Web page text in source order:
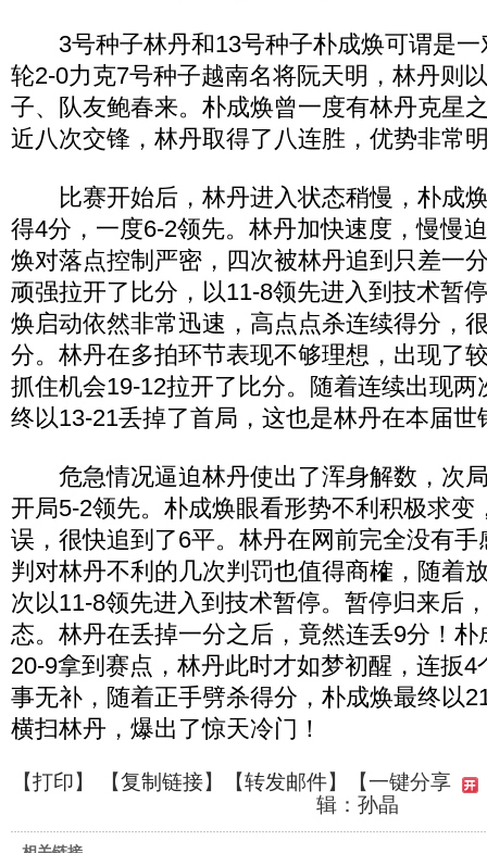
3号种子林丹和13号种子朴成焕可谓是一
轮2-0力克7号种子越南名将阮天明，林丹则
子、队友鲍春来。朴成焕曾一度有林丹克星
近八次交锋，林丹取得了八连胜，优势非常
比赛开始后，林丹进入状态稍慢，朴成
得4分，一度6-2领先。林丹加快速度，慢慢
焕对落点控制严密，四次被林丹追到只差一
顽强拉开了比分，以11-8领先进入到技术暂
焕启动依然非常迅速，高点点杀连续得分，
分。林丹在多拍环节表现不够理想，出现了
抓住机会19-12拉开了比分。随着连续出现
终以13-21丢掉了首局，这也是林丹在本届
危急情况逼迫林丹使出了浑身解数，次
开局5-2领先。朴成焕眼看形势不利积极求变
误，很快追到了6平。林丹在网前完全没有
判对林丹不利的几次判罚也值得商榷，随着
次以11-8领先进入到技术暂停。暂停归来后
态。林丹在丢掉一分之后，竟然连丢9分！
20-9拿到赛点，林丹此时才如梦初醒，连扳
事无补，随着正手劈杀得分，朴成焕最终以
横扫林丹，爆出了惊天冷门！
【打印】 【复制链接】【转发邮件】
【一键分享
辑：孙晶